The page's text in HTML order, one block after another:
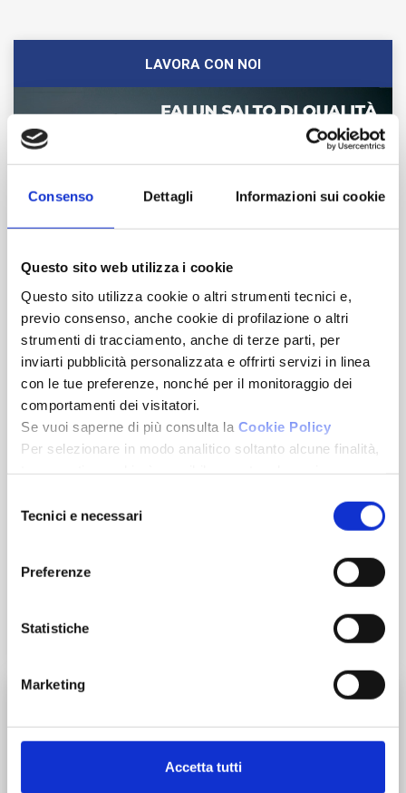
Consenso Dettagli Informazioni sui cookie
Questo sito web utilizza i cookie
Questo sito utilizza cookie o altri strumenti tecnici e,
previo consenso, anche cookie di profilazione o altri
strumenti di tracciamento, anche di terze parti, per
inviarti pubblicità personalizzata e offrirti servizi in linea
con le tue preferenze, nonché per il monitoraggio dei
comportamenti dei visitatori.
Se vuoi saperne di più consulta la Cookie Policy
Per selezionare in modo analitico soltanto alcune finalità,
Chiudendo questo banner tramite l’apposito comando
“Continua senza accettare” continuerai la navigazione del
sito in assenza di cookie o altri strumenti di tracciamento
diversi da quelli tecnici.
delTecnici e necessari
Preferenze
Statistiche
Marketing
Accetta tutti
LAVORA CON NOI
Corsi di Formazione
Visione Commerciale
APRI LA TUA NUOVA AGENZIA FONDOCASA